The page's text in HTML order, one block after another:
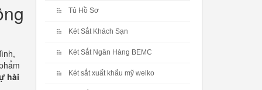
hài
Tủ Hồ Sơ
Két Sắt Khách Sạn
Két Sắt Ngân Hàng BEMC
Két sắt xuất khẩu mỹ welko